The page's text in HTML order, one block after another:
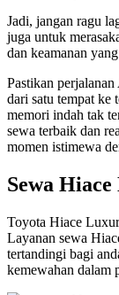
Jadi, jangan ragu
juga untuk
dan keamanan
Pastikan
dari satu tempat ke
memori indah tak
sewa terbaik dan
momen istimewa
Sewa
Toyota Hiace
Layanan sewa
tertandingi bagi
kemewahan dalam